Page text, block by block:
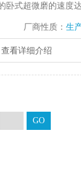
卧式超微磨的速度
厂商性质： 生
查看详细介绍